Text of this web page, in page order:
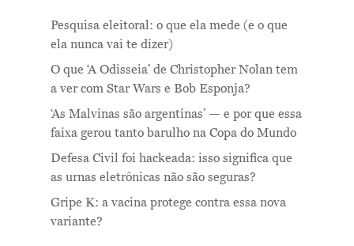
Pesquisa eleitoral: o que ela mede (e o que
ela nunca vai te dizer)
O que ‘A Odisseia’ de Christopher Nolan tem
a ver com Star Wars e Bob Esponja?
‘As Malvinas são argentinas’ — e por que essa
faixa gerou tanto barulho na Copa do Mundo
Defesa Civil foi hackeada: isso significa que
as urnas eletrônicas não são seguras?
Gripe K: a vacina protege contra essa nova
variante?